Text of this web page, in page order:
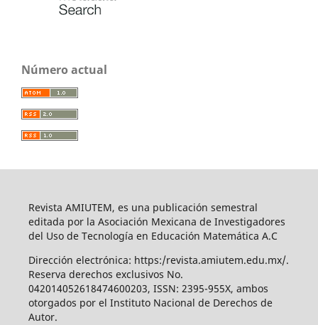
Número actual
Revista AMIUTEM, es una publicación semestral
editada por la Asociación Mexicana de Investigadores
del Uso de Tecnología en Educación Matemática A.C
Dirección electrónica: https:/revista.amiutem.edu.mx/.
Reserva derechos exclusivos No.
042014052618474600203, ISSN: 2395-955X, ambos
otorgados por el Instituto Nacional de Derechos de
Autor.